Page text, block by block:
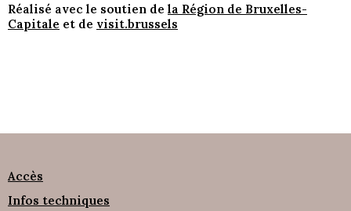
Réalisé avec le soutien de la Région de Bruxelles-
Capitale et de visit.brussels
Accès
Infos techniques